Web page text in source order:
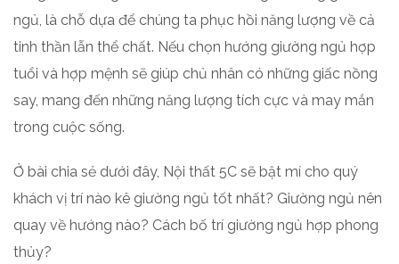
ngủ, là chỗ dựa để chúng ta phục hồi năng lượng về cả
tinh thần lẫn thể chất. Nếu chọn hướng giường ngủ hợp
tuổi và hợp mệnh sẽ giúp chủ nhân có những giấc nồng
say, mang đến những năng lượng tích cực và may mắn
trong cuộc sống.
Ở bài chia sẻ dưới đây, Nội thất 5C sẽ bật mí cho quý
khách vị trí nào kê giường ngủ tốt nhất? Giường ngủ nên
quay về hướng nào? Cách bố trí giường ngủ hợp phong
thủy?